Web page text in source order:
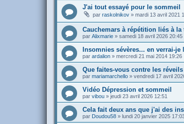
J'ai tout essayé pour le sommeil
par raskolnikov » mardi 13 avril 2021
Cauchemars à répétition liés à
par Alixmarie » samedi 18 avril 2026 20:45
Insomnies sévères... en verrai-je
par ardalion » mercredi 21 mai 2014 19:26
Que faites-vous contre les
par mariamarchello » vendredi 17 avril
Vidéo Dépression et sommeil
par vibou » jeudi 23 avril 2026 12:51
Cela fait deux ans que j'ai des
par Doudou58 » lundi 20 janvier 2025